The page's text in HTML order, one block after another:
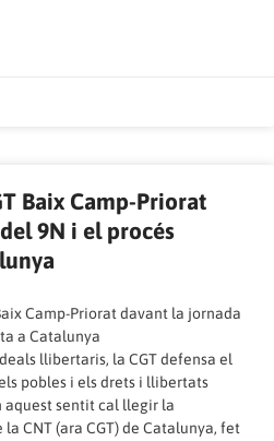
Baix Camp-Priorat
9N i el procés
Camp-Priorat davant la jornada
a Catalunya
llibertaris, la CGT defensa el
pobles i els drets i llibertats
aquest sentit cal llegir la
CNT (ara CGT) de Catalunya, fet